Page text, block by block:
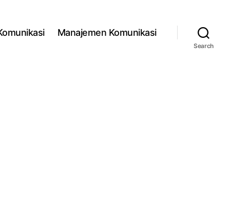
Manajemen Komunikasi
Search